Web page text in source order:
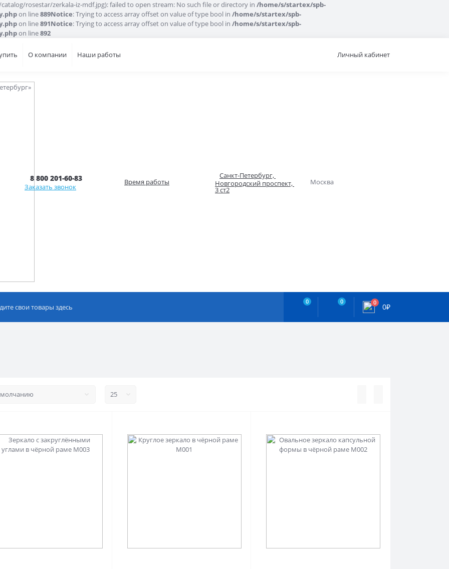
rosestar/zerkala-iz-mdf.jpg): failed to open stream: No such file or directory in /home/s/startex/spb-
on line889Notice: Trying to access array offset on value of type bool in /home/s/startex/spb-
on line891Notice: Trying to access array offset on value of type bool in /home/s/startex/spb-
on line892
О компании Наши работы Личный кабинет
8 800 201-60-83
Заказать звонок
Время работы
Санкт-Петербург,
Новгородский проспект,
3 ст2
Москва
0 0 0 0₽